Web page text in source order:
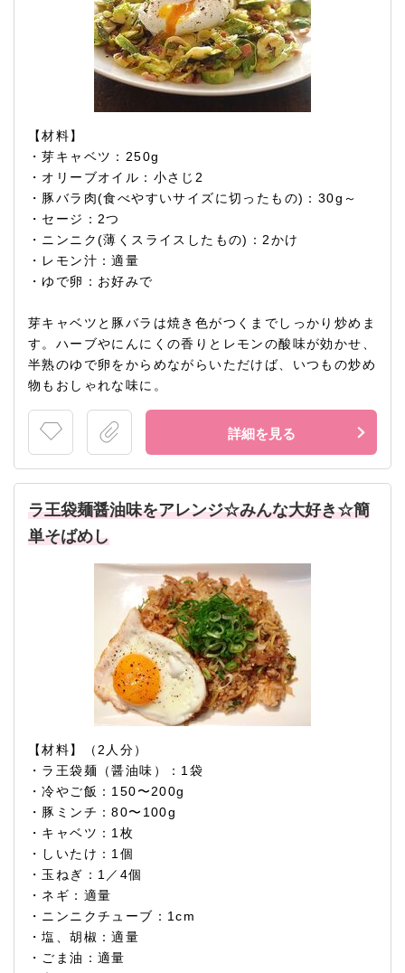
【材料】
・芽キャベツ：250g
・オリーブオイル：小さじ2
・豚バラ肉(食べやすいサイズに切ったもの)：30g～
・セージ：2つ
・ニンニク(薄くスライスしたもの)：2かけ
・レモン汁：適量
・ゆで卵：お好みで
芽キャベツと豚バラは焼き色がつくまでしっかり炒めま
す。ハーブやにんにくの香りとレモンの酸味が効かせ、
半熟のゆで卵をからめながらいただけば、いつもの炒め
物もおしゃれな味に。
詳細を見る
ラ王袋麺醤油味をアレンジ☆みんな大好き☆簡
単そばめし
【材料】（2人分）
・ラ王袋麺（醤油味）：1袋
・冷やご飯：150〜200g
・豚ミンチ：80〜100g
・キャベツ：1枚
・しいたけ：1個
・玉ねぎ：1／4個
・ネギ：適量
・ニンニクチューブ：1cm
・塩、胡椒：適量
・ごま油：適量